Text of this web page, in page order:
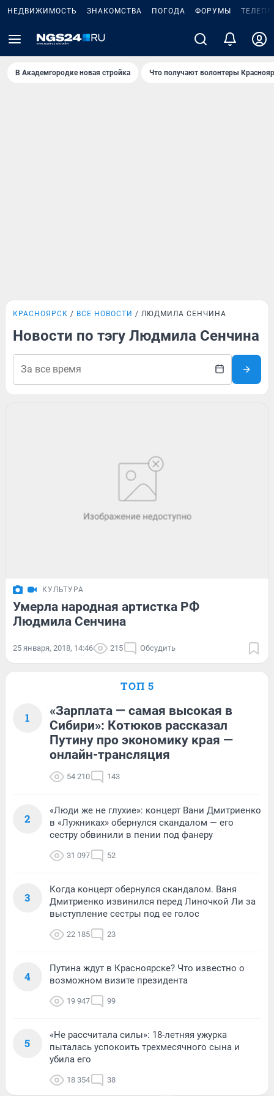
НЕДВИЖИМОСТЬ ЗНАКОМСТВА ПОГОДА ФОРУМЫ
В Академгородке новая стройка Что получают волонтеры
КРАСНОЯРСК ВСЕ НОВОСТИ ЛЮДМИЛА СЕНЧИНА
Новости по тэгу Людмила Сенчина
КУЛЬТУРА
Умерла народная артистка РФ
Людмила Сенчина
25 января, 2018, 14:46 215 Обсудить
ТОП 5
1
«Зарплата — самая высокая в
Сибири»: Котюков рассказал
Путину про экономику края —
онлайн-трансляция
54 210 143
2
«Люди же не глухие»: концерт Вани Дмитриенко
в «Лужниках» обернулся скандалом — его
сестру обвинили в пении под фанеру
31 097 52
3
Когда концерт обернулся скандалом. Ваня
Дмитриенко извинился перед Линочкой Ли за
выступление сестры под ее голос
22 185 23
4
Путина ждут в Красноярске? Что известно о
возможном визите президента
19 947 99
5
«Не рассчитала силы»: 18-летняя ужурка
пыталась успокоить трехмесячного сына и
убила его
18 354 38